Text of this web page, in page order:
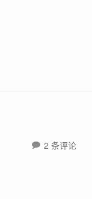
2 条评论